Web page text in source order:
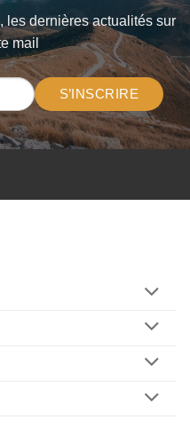
les dernières actualités sur
mail
S’INSCRIRE